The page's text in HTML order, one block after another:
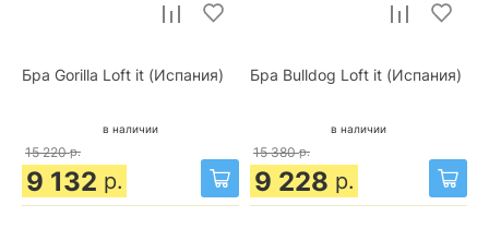
Бра Gorilla Loft it (Испания)
в наличии
15 220 р.
9 132 р.
Бра Bulldog Loft it (Испания)
в наличии
15 380 р.
9 228 р.